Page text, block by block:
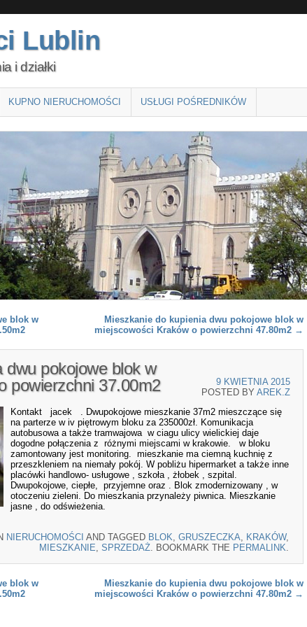
Lublin
i działki
KUPNO NIERUCHOMOŚCI USŁUGI POŚREDNIKÓW
blok w
Mieszkanie do kupienia dwu pokojowe blok w
miejscowości Kraków o powierzchni 47.80m2 →
dwu pokojowe blok w
powierzchni 37.00m2
9 KWIETNIA 2015
POSTED BY AREK.Z
Kontakt jacek . Dwupokojowe mieszkanie 37m2 mieszczące się
na parterze w iv piętrowym bloku za 235000zł. Komunikacja
autobusowa a także tramwajowa w ciagu ulicy wielickiej daje
dogodne połączenia z różnymi miejscami w krakowie. w bloku
zamontowany jest monitoring. mieszkanie ma ciemną kuchnię z
przeszkleniem na niemały pokój. W pobliżu hipermarket a także inne
placówki handlowo- usługowe , szkoła , żłobek , szpital.
Dwupokojowe, ciepłe, przyjemne oraz . Blok zmodernizowany , w
otoczeniu zieleni. Do mieszkania przynależy piwnica. Mieszkanie
jasne , do odświeżenia.
NIERUCHOMOŚCI AND TAGGED BLOK GRUSZECZKA KRAKÓW,
MIESZKANIE SPRZEDAŻ . BOOKMARK THE PERMALINK
blok w
Mieszkanie do kupienia dwu pokojowe blok w
miejscowości Kraków o powierzchni 47.80m2 →